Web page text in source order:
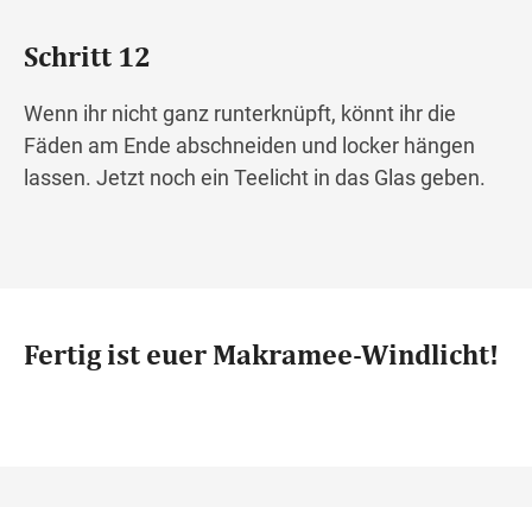
Schritt 12
Wenn ihr nicht ganz runterknüpft, könnt ihr die
Fäden am Ende abschneiden und locker hängen
lassen. Jetzt noch ein Teelicht in das Glas geben.
Fertig ist euer Makramee-Windlicht!